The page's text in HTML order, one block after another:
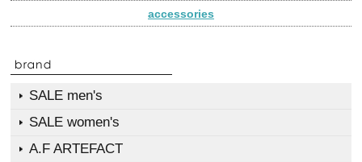
accessories
SALE men's
SALE women's
A.F ARTEFACT